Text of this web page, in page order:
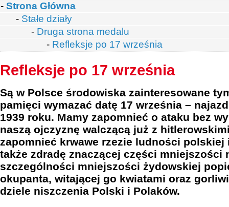
- Strona Główna
- Stałe działy
- Druga strona medalu
- Refleksje po 17 września
Refleksje po 17 września
Są w Polsce środowiska zainteresowane
pamięci wymazać datę 17 września –
1939 roku. Mamy zapomnieć o ataku bez
naszą ojczyznę walczącą już z
zapomnieć krwawe rzezie ludności polskiej
także zdradę znaczącej części mniejszości
szczególności mniejszości żydowskiej
okupanta, witającej go kwiatami oraz
dziele niszczenia Polski i Polaków.